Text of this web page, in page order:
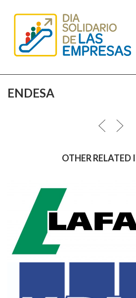
ENDESA
OTHER RELATED
LAFARGE